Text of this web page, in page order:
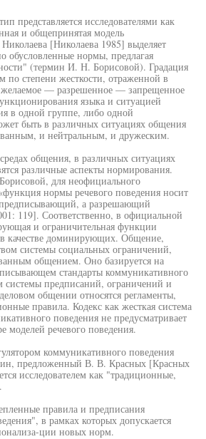
представляется исследователями как
и общепринятая модель
[Николаева 1985] выделяет
обусловленные нормы, предлагая
(термин И. Н. Борисовой). Градация
степени жесткости, отраженной в
— разрешенное — запрещенное
языка и ситуацией
в одной группе, либо одной
быть в различных ситуациях общения
и нейтральным, и дружеским.
общения, в различных ситуациях
различные аспекты нормирования.
для неофициального
нормы речевого поведения носит
а разрешающий
119]. Соответственно, в официальной
и ограничительная функции
качестве доминирующих. Общение,
системы социальных ограничений,
общением. Оно базируется на
стандарты коммуникативного
системы предписаний, ограничений и
общении относятся регламенты,
правила. Кодекс как жесткая система
поведения не предусматривает
моделей речевого поведения.
коммуникативного поведения
предложенный В. В. Красных [Красных
исследователем как "традиционные,
правила и предписания
в рамках которых допускается
ции новых норм.